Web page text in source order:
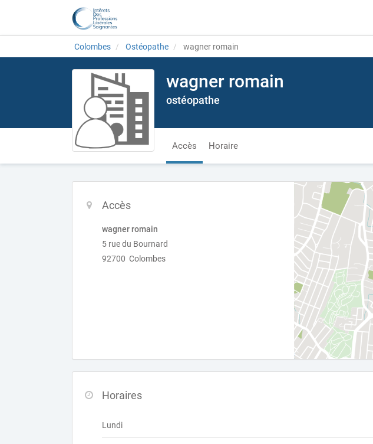
Colombes Ostéopathe wagner romain
wagner romain
ostéopathe
Accès Horaire
Accès
wagner romain
5 rue du Bournard
92700 Colombes
Horaires
Lundi